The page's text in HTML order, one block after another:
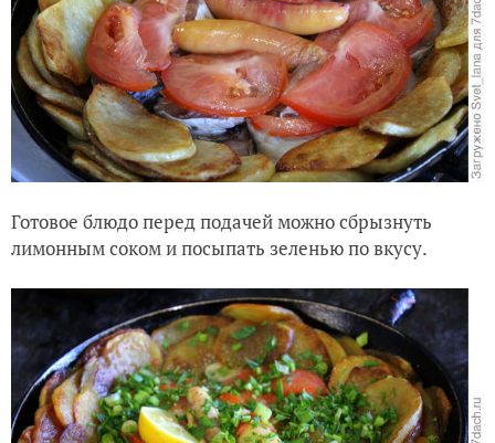
Готовое блюдо перед подачей можно сбрызнуть
лимонным соком и посыпать зеленью по вкусу.